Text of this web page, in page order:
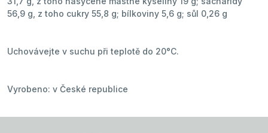
56,9 g, z toho cukry 55,8 g; bílkoviny 5,6 g; sůl 0,26 g
Uchovávejte v suchu při teplotě do 20°C.
Vyrobeno: v České republice